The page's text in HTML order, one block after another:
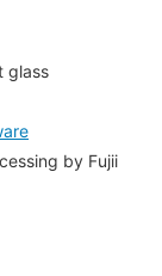
glass
by Fujii